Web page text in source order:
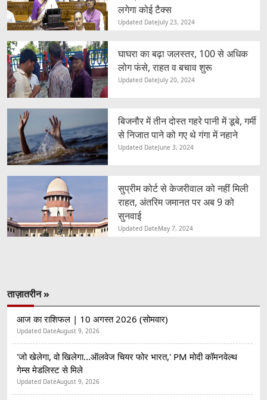
लगेगा कोई टैक्स
Updated DateJuly 23, 2024
घाघरा का बढ़ा जलस्तर, 100 से अधिक
लोग फंसे, राहत व बचाव शुरू
Updated DateJuly 20, 2024
बिजनौर में तीन दोस्त गहरे पानी में डूबे, गर्मी
से निजात पाने को गए थे गंगा में नहाने
Updated DateJune 3, 2024
सुप्रीम कोर्ट से केजरीवाल को नहीं मिली
राहत, अंतरिम जमानत पर अब 9 को
सुनवाई
Updated DateMay 7, 2024
ताज़ातरीन »
आज का राशिफल | 10 अगस्त 2026 (सोमवार)
Updated DateAugust 9, 2026
'जो खेलेगा, वो खिलेगा...ऑलवेज चियर फोर भारत,' PM मोदी कॉमनवेल्थ
गेम्स मेडलिस्ट से मिले
Updated DateAugust 9, 2026